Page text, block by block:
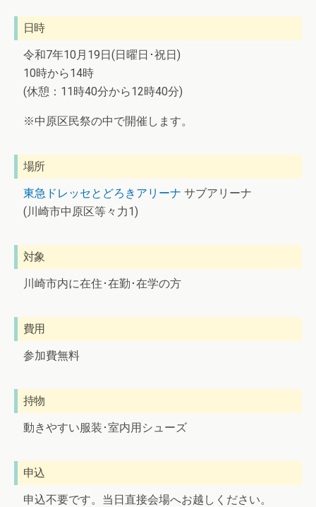
日時
令和7年10月19日(日曜日･祝日)
10時から14時
(休憩：11時40分から12時40分)
※中原区民祭の中で開催します。
場所
東急ドレッセとどろきアリーナ サブアリーナ
(川崎市中原区等々力1)
対象
川崎市内に在住･在勤･在学の方
費用
参加費無料
持物
動きやすい服装･室内用シューズ
申込
申込不要です。当日直接会場へお越しください。